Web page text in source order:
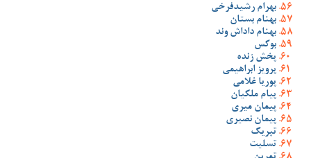
بهرام رشیدفرخی
بهنام بستان
بهنام داداش وند
بوکس
پخش زنده
پرویز ابراهیمی
پوریا غلامی
پیام ملکیان
پیمان میری
پیمان نصیری
تبریک
تسلیت